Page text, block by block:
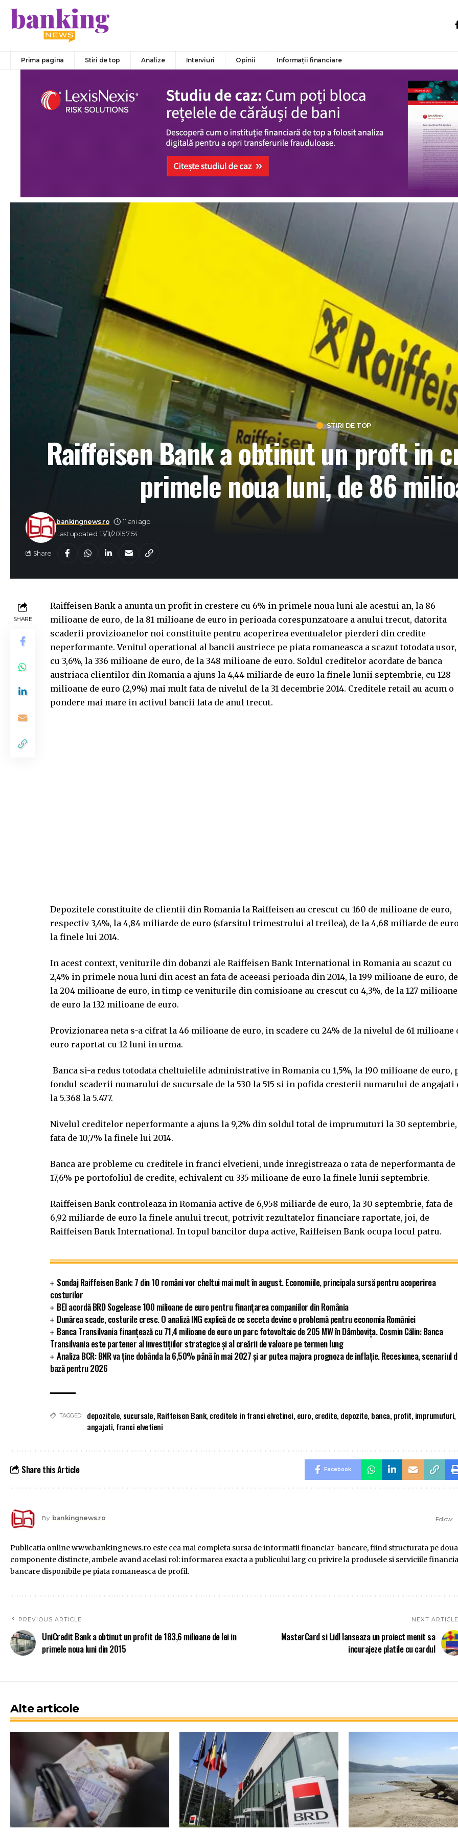
Prima pagina Stiri de top Analize Interviuri Opinii Informații financiare
STIRI DE TOP
Raiffeisen Bank a obtinut un proft in
primele noua luni, de 86
Last updated: 13/11/2015 7:54
bankingnews.ro 11 ani ago
Share
SHARE
Raiffeisen Bank a anunta un profit in crestere cu 6% in primele noua luni ale acestui an, la 86
milioane de euro, de la 81 milioane de euro in perioada corespunzatoare a anului trecut, datorita
scaderii provizioanelor noi constituite pentru acoperirea eventualelor pierderi din credite
neperformante. Venitul operational al bancii austriece pe piata romaneasca a scazut totodata usor,
cu 3,6%, la 336 milioane de euro, de la 348 milioane de euro. Soldul creditelor acordate de banca
austriaca clientilor din Romania a ajuns la 4,44 miliarde de euro la finele lunii septembrie, cu 128
milioane de euro (2,9%) mai mult fata de nivelul de la 31 decembrie 2014. Creditele retail au acum o
pondere mai mare in activul bancii fata de anul trecut.
Depozitele constituite de clientii din Romania la Raiffeisen au crescut cu 160 de milioane de euro,
respectiv 3,4%, la 4,84 miliarde de euro (sfarsitul trimestrului al treilea), de la 4,68 miliarde de
la finele lui 2014.
In acest context, veniturile din dobanzi ale Raiffeisen Bank International in Romania au scazut cu
2,4% in primele noua luni din acest an fata de aceeasi perioada din 2014, la 199 milioane de euro, de
la 204 milioane de euro, in timp ce veniturile din comisioane au crescut cu 4,3%, de la 127 milioane
de euro la 132 milioane de euro.
Provizionarea neta s-a cifrat la 46 milioane de euro, in scadere cu 24% de la nivelul de 61 milioane
euro raportat cu 12 luni in urma.
Banca si-a redus totodata cheltuielile administrative in Romania cu 1,5%, la 190 milioane de euro,
fondul scaderii numarului de sucursale de la 530 la 515 si in pofida cresterii numarului de angajati
la 5.368 la 5.477.
Nivelul creditelor neperformante a ajuns la 9,2% din soldul total de imprumuturi la 30 septembrie,
fata de 10,7% la finele lui 2014.
Banca are probleme cu creditele in franci elvetieni, unde inregistreaza o rata de neperformanta de
17,6% pe portofoliul de credite, echivalent cu 335 milioane de euro la finele lunii septembrie.
Raiffeisen Bank controleaza in Romania active de 6,958 miliarde de euro, la 30 septembrie, fata de
6,92 miliarde de euro la finele anului trecut, potrivit rezultatelor financiare raportate, joi, de
Raiffeisen Bank International. In topul bancilor dupa active, Raiffeisen Bank ocupa locul patru.
Sondaj Raiffeisen Bank: 7 din 10 români vor cheltui mai mult în august. Economiile, principala sursă pentru acoperirea
costurilor
BEI acordă BRD Sogelease 100 milioane de euro pentru finanțarea companiilor din România
Dunărea scade, costurile cresc. O analiză ING explică de ce seceta devine o problemă pentru economia României
Banca Transilvania finanțează cu 71,4 milioane de euro un parc fotovoltaic de 205 MW în Dâmbovița. Cosmin Călin: Banca
Transilvania este partener al investițiilor strategice și al creării de valoare pe termen lung
Analiza BCR: BNR va ține dobânda la 6,50% până în mai 2027 și ar putea majora prognoza de inflație. Recesiunea, scenariul
bază pentru 2026
TAGGED: depozitele, sucursale, Raiffeisen Bank, creditele in franci elvetinei, euro, credite, depozite, banca, profit, imprumuturi,
angajati, franci elvetieni
Share this Article Facebook
By bankingnews.ro Follow:
Publicatia online www.bankingnews.ro este cea mai completa sursa de informatii financiar-bancare, fiind structurata pe doua
componente distincte, ambele avand acelasi rol: informarea exacta a publicului larg cu privire la produsele si serviciile
bancare disponibile pe piata romaneasca de profil.
PREVIOUS ARTICLE
UniCredit Bank a obtinut un profit de 183,6 milioane de lei in
primele noua luni din 2015
NEXT
MasterCard si Lidl lanseaza un proiect menit sa
incurajeze platile cu cardul
Alte articole